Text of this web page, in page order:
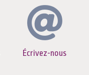
Écrivez-nous